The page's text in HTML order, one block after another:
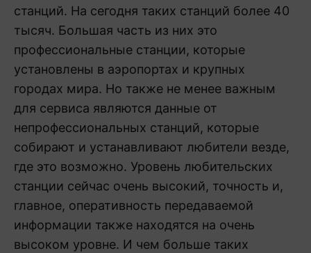
станций. На сегодня таких станций более 40
тысяч. Большая часть из них это
профессиональные станции, которые
установлены в аэропортах и крупных
городах мира. Но также не менее важным
для сервиса являются данные от
непрофессиональных станций, которые
собирают и устанавливают любители везде,
где это возможно. Уровень любительских
станции сейчас очень высокий, точность и,
главное, оперативность передаваемой
информации также находятся на очень
высоком уровне. И чем больше таких